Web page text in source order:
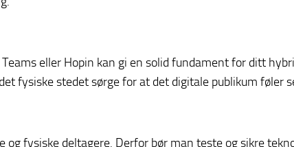
eller Hopin kan gi en solid fundament for ditt
fysiske stedet sørge for at det digitale publikum føler
og fysiske deltagere. Derfor bør man teste og sikre